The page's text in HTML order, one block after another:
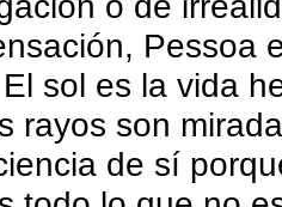
Pessoa
sol es la vida
rayos son
de sí